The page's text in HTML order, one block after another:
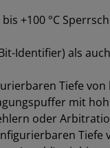
+100 °C
Identifier) als
Tiefe
mit
oder
Tiefe